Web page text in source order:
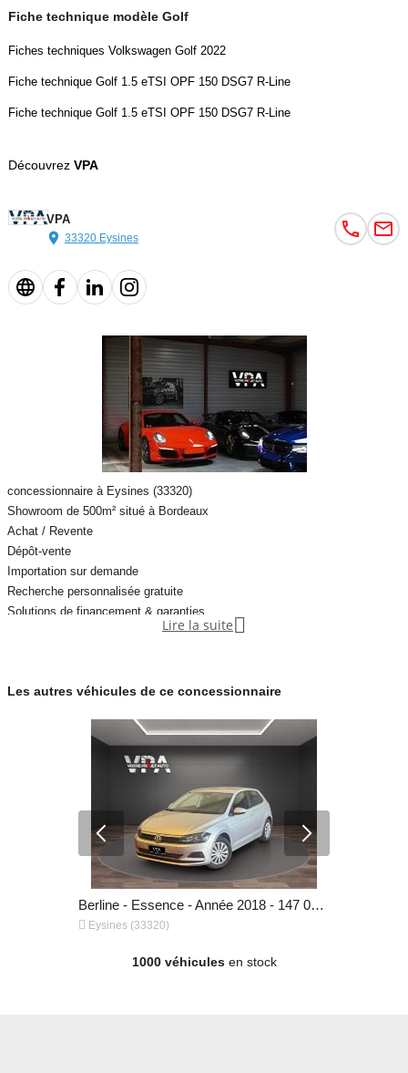
commercial.
Mentions commerciales VPA
Nous vous accueillons dans notre showroom de 500 m² à
Bordeaux.
Financements possibles, reprises, dépôt-vente, et recherche
Pour toute demande de réservation, contactez l’agence
Paiement en crypto-monnaies possible.
Couleur
Gris
Vignette Crit’Air
1
Fiche technique modèle Golf
Fiches techniques Volkswagen Golf 2022
Fiche technique Golf 1.5 eTSI OPF 150 DSG7 R-Line
Fiche technique Golf 1.5 eTSI OPF 150 DSG7 R-Line
Découvrez VPA
VPA
33320 Eysines
concessionnaire à Eysines (33320)
Showroom de 500m² situé à Bordeaux
Achat / Revente
Dépôt-vente
Importation sur demande
Recherche personnalisée gratuite
Solutions de financement & garanties
Trouvez le véhicule qui vous correspond, en toute sérénité.
Particuliers & professionnels, profitez d’un accompagnement sur-mesure.
Lire la suite 
Les autres véhicules de ce concessionnaire
Berline - Essence - Année 2018 - 147 000 km, 9 970 €
 Eysines (33320)
1000 véhiculesen stock